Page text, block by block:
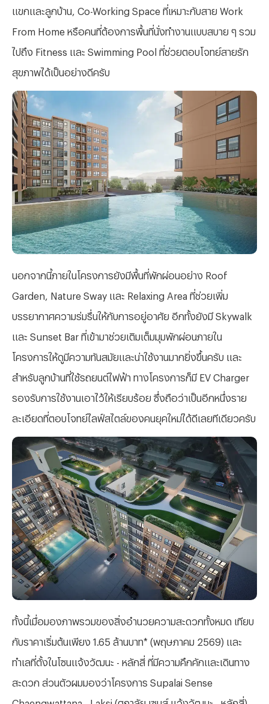
แขกและลูกบ้าน, Co-Working Space ที่เหมาะกับสาย Work
From Home หรือคนที่ต้องการพื้นที่นั่งทำงานแบบสบาย ๆ รวม
ไปถึง Fitness และ Swimming Pool ที่ช่วยตอบโจทย์สายรัก
สุขภาพได้เป็นอย่างดีครับ
นอกจากนี้ภายในโครงการยังมีพื้นที่พักผ่อนอย่าง Roof
Garden, Nature Sway และ Relaxing Area ที่ช่วยเพิ่ม
บรรยากาศความร่มรื่นให้กับการอยู่อาศัย อีกทั้งยังมี Skywalk
และ Sunset Bar ที่เข้ามาช่วยเติมเต็มมุมพักผ่อนภายใน
โครงการให้ดูมีความทันสมัยและน่าใช้งานมากยิ่งขึ้นครับ และ
สำหรับลูกบ้านที่ใช้รถยนต์ไฟฟ้า ทางโครงการก็มี EV Charger
รองรับการใช้งานเอาไว้ให้เรียบร้อย ซึ่งถือว่าเป็นอีกหนึ่งราย
ละเอียดที่ตอบโจทย์ไลฟ์สไตล์ของคนยุคใหม่ได้ดีเลยทีเดียวครับ
ทั้งนี้เมื่อมองภาพรวมของสิ่งอำนวยความสะดวกทั้งหมด เทียบ
กับราคาเริ่มต้นเพียง 1.65 ล้านบาท* (พฤษภาคม 2569) และ
ทำเลที่ตั้งในโซนแจ้งวัฒนะ - หลักสี่ ที่มีความคึกคักและเดินทาง
สะดวก ส่วนตัวผมมองว่าโครงการ Supalai Sense
Chaengwattana - Laksi (ศุภาลัย เซนส์ แจ้งวัฒนะ - หลักสี่)